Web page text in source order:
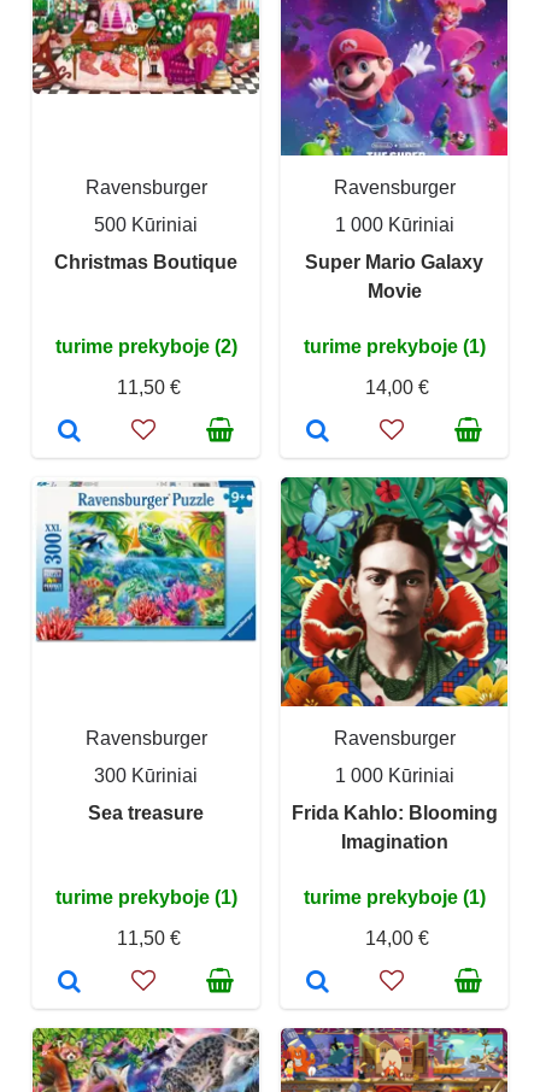
Ravensburger
500 Kūriniai
Christmas Boutique
turime prekyboje (2)
11,50 €
Ravensburger
1 000 Kūriniai
Super Mario Galaxy
Movie
turime prekyboje (1)
14,00 €
Ravensburger
300 Kūriniai
Sea treasure
turime prekyboje (1)
11,50 €
Ravensburger
1 000 Kūriniai
Frida Kahlo: Blooming
Imagination
turime prekyboje (1)
14,00 €